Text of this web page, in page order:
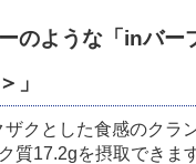
のような「inバー
」
クとした食感のクラ
質17.2gを摂取できま